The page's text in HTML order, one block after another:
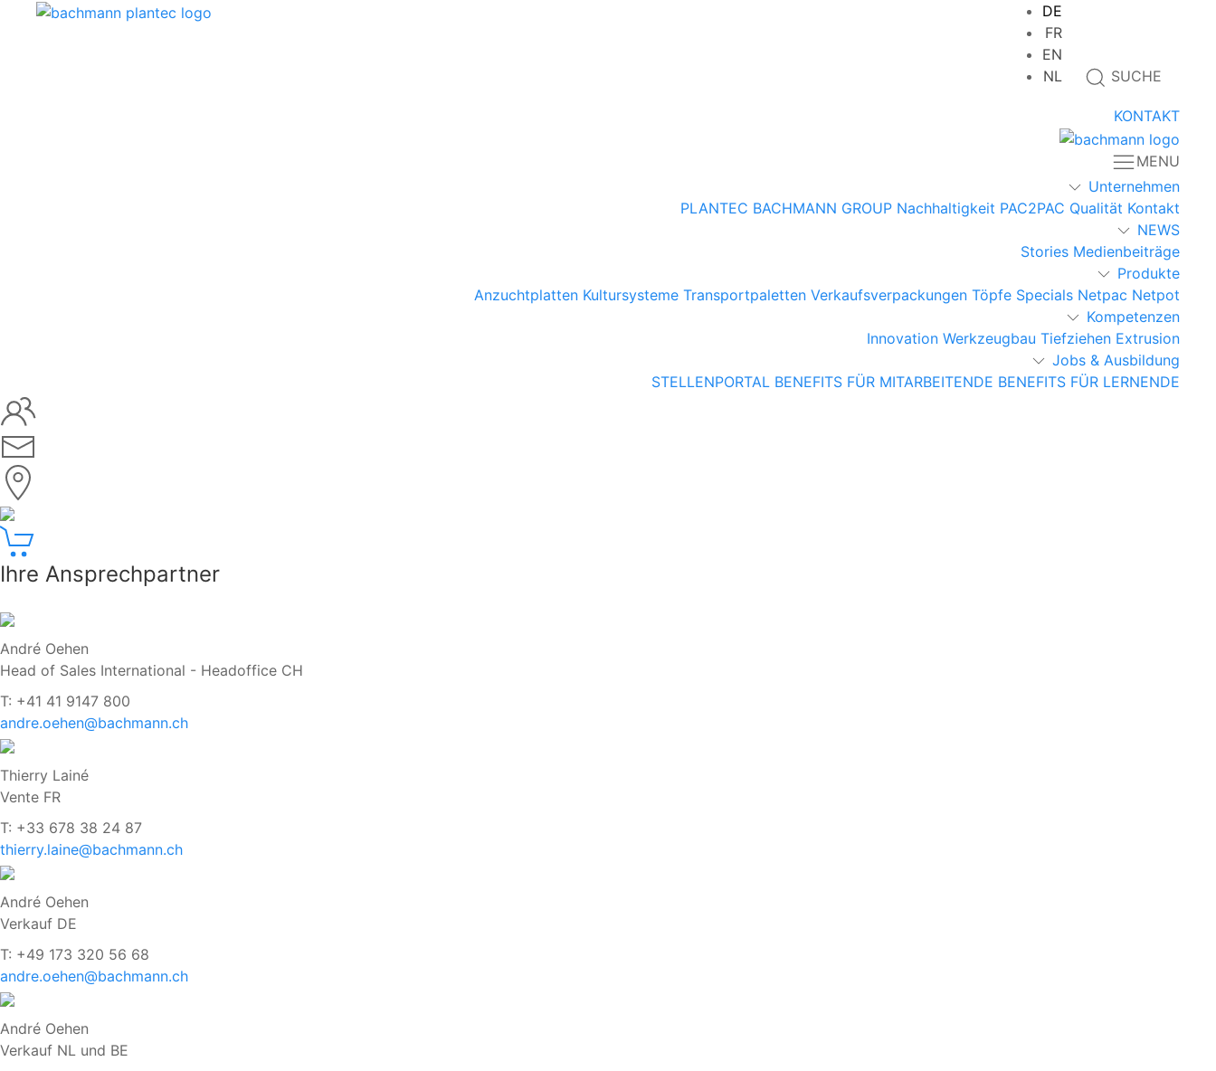
DE
FR
EN
NL
SUCHE
KONTAKT
MENU
Unternehmen
PLANTEC BACHMANN GROUP Nachhaltigkeit PAC2PAC Qualität Kontakt
NEWS
Stories Medienbeiträge
Produkte
Anzuchtplatten Kultursysteme Transportpaletten Verkaufsverpackungen Töpfe Specials Netpac Netpot
Kompetenzen
Innovation Werkzeugbau Tiefziehen Extrusion
Jobs & Ausbildung
STELLENPORTAL BENEFITS FÜR MITARBEITENDE BENEFITS FÜR LERNENDE
Ihre Ansprechpartner
André Oehen
Head of Sales International - Headoffice CH
T: +41 41 9147 800
andre.oehen@bachmann.ch
Thierry Lainé
Vente FR
T: +33 678 38 24 87
thierry.laine@bachmann.ch
André Oehen
Verkauf DE
T: +49 173 320 56 68
andre.oehen@bachmann.ch
André Oehen
Verkauf NL und BE